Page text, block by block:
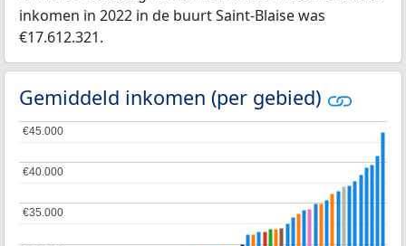
inkomen in 2022 in de buurt Saint-Blaise was
€17.612.321.
Gemiddeld inkomen (per gebied)
€35.000
€35.000
€40.000
€40.000
€45.000
€45.000